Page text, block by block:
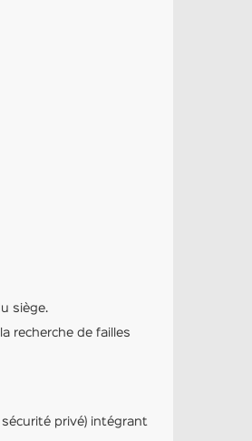
siège.
recherche de failles
sécurité privé) intégrant